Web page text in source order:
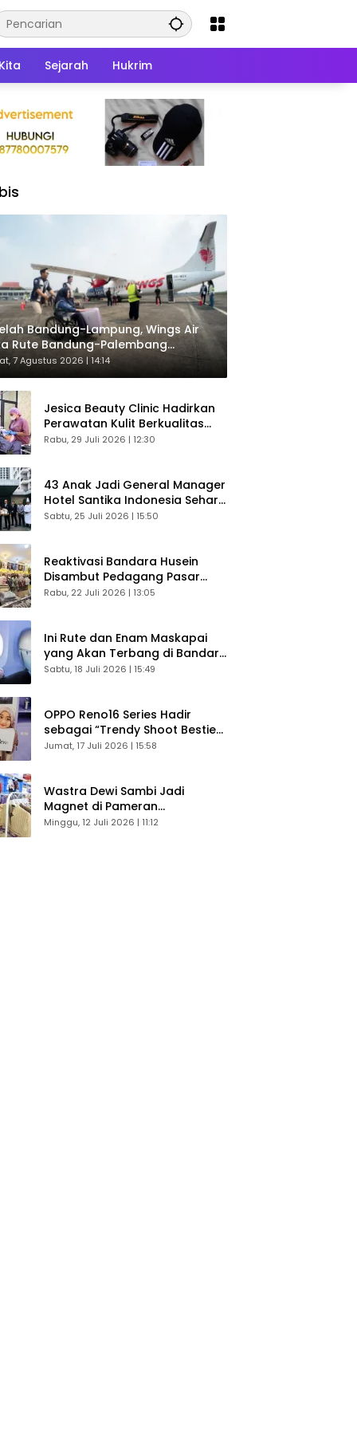
Sejarah Hukrim
Bandung-Lampung, Wings Air
Rute Bandung-Palembang
Langsung Penumpang
7 Agustus 2026 | 14:14
Jesica Beauty Clinic Hadirkan
Perawatan Kulit Berkualitas
Plus Konsultasi Gratis
Rabu, 29 Juli 2026 | 12:30
43 Anak Jadi General Manager
Hotel Santika Indonesia Sehari
Sukses Digelar
Sabtu, 25 Juli 2026 | 15:50
Reaktivasi Bandara Husein
Disambut Pedagang Pasar
Baru, Diyakini Bangkitkan
Rabu, 22 Juli 2026 | 13:05
Ini Rute dan Enam Maskapai
yang Akan Terbang di Bandara
Husein Sastranegara
Sabtu, 18 Juli 2026 | 15:49
OPPO Reno16 Series Hadir
sebagai “Trendy Shoot Bestie”,
Bikin Konten Kreator Makin
Jumat, 17 Juli 2026 | 15:58
Wastra Dewi Sambi Jadi
Magnet di Pameran
Dekranasda, Banyak Diminati
Minggu, 12 Juli 2026 | 11:12